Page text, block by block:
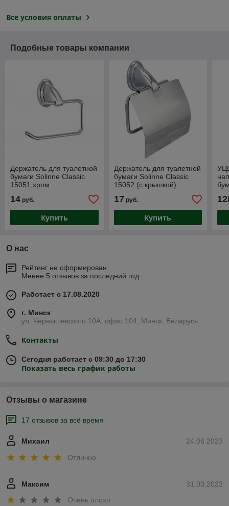
Все условия оплаты
Подобные товары компании
Держатель для туалетной
бумаги Solinne Classic
15051,хром
14 руб.
Купить
Держатель для туалетной
бумаги Solinne Classic
15052 (с крышкой)
17 руб.
Купить
О нас
Рейтинг не сформирован
Менее 5 отзывов за последний год
Работает с 17.08.2020
г. Минск
ул. Чернышевского 10А, офис 104, Минск, Беларусь
Контакты
Сегодня работает с 09:30 до 17:30
Показать весь график работы
Отзывы о магазине
17 отзывов за всё время
24.06.2023
Михаил
Отлично
31.03.2023
Максим
Очень плохо